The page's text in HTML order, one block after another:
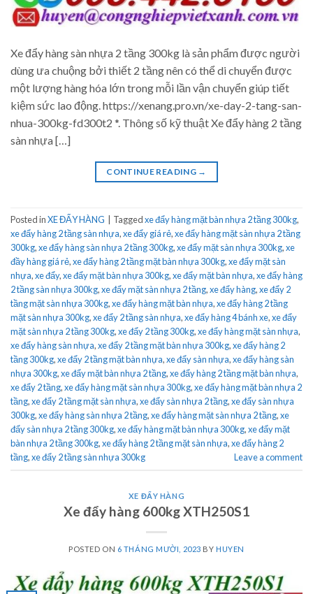
Xe đẩy hàng sàn nhựa 2 tầng 300kg là sản phẩm được người
dùng ưa chuộng bởi thiết 2 tầng nên có thể di chuyển được
một lượng hàng hóa lớn trong mỗi lần vận chuyển giúp tiết
kiệm sức lao động. https://xenang.pro.vn/xe-day-2-tang-san-
nhua-300kg-fd300t2 *. Thông số kỹ thuật Xe đẩy hàng 2 tầng
sàn nhựa […]
CONTINUE READING →
Posted inXE ĐẨY HÀNG Taggedxe đẩy hàng mặt bàn nhựa 2 tầng 300kg,
xe đẩy hàng 2 tầng sàn nhựa,xe đẩy giá rẻ,xe đẩy hàng mặt sàn nhựa 2 tầng
300kg,xe đẩy hàng sàn nhựa 2 tầng 300kg,xe đẩy mặt sàn nhựa 300kg,xe
đầy hàng giá rẻ,xe đẩy hàng 2 tầng mặt bàn nhựa 300kg,xe đẩy mặt sàn
nhựa,xe đẩy,xe đẩy mặt bàn nhựa 300kg,xe đẩy mặt bàn nhựa,xe đẩy hàng
2 tầng sàn nhựa 300kg,xe đẩy mặt sàn nhựa 2 tầng,xe đẩy hàng,xe đẩy 2
tầng mặt sàn nhựa 300kg,xe đẩy hàng mặt bàn nhựa,xe đẩy hàng 2 tầng
mặt sàn nhựa 300kg,xe đẩy 2 tầng sàn nhựa,xe đẩy hàng 4 bánh xe,xe đẩy
mặt sàn nhựa 2 tầng 300kg,xe đẩy 2 tầng 300kg,xe đẩy hàng mặt sàn nhựa,
xe đẩy hàng sàn nhựa,xe đẩy 2 tầng mặt bàn nhựa 300kg,xe đẩy hàng 2
tầng 300kg,xe đẩy 2 tầng mặt bàn nhựa,xe đẩy sàn nhựa,xe đẩy hàng sàn
nhựa 300kg,xe đẩy mặt bàn nhựa 2 tầng,xe đẩy hàng 2 tầng mặt bàn nhựa,
xe đẩy 2 tầng,xe đẩy hàng mặt sàn nhựa 300kg,xe đẩy hàng mặt bàn nhựa 2
tầng,xe đẩy 2 tầng mặt sàn nhựa,xe đẩy sàn nhựa 2 tầng,xe đẩy sàn nhựa
300kg,xe đẩy hàng sàn nhựa 2 tầng,xe đẩy hàng mặt sàn nhựa 2 tầng,xe
đẩy sàn nhựa 2 tầng 300kg,xe đẩy hàng mặt bàn nhựa 300kg,xe đẩy mặt
bàn nhựa 2 tầng 300kg,xe đẩy hàng 2 tầng mặt sàn nhựa,xe đẩy hàng 2
tầng,xe đẩy 2 tầng sàn nhựa 300kg Leave a comment
XE ĐẨY HÀNG
Xe đẩy hàng 600kg XTH250S1
POSTED ON 6 THÁNG MƯỜI, 2023 BYHUYEN